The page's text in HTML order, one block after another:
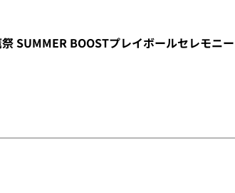
SUMMER BOOSTプレイボールセレモニ